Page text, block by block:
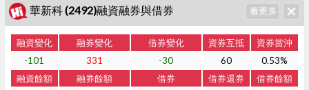
華新科 (2492)融資融券與借券
融資變化 融券變化 借券變化 資券互抵
資券當沖
-101
331 -30 60
0.53%
融資餘額
融券餘額 借券 借券還券
借券餘額